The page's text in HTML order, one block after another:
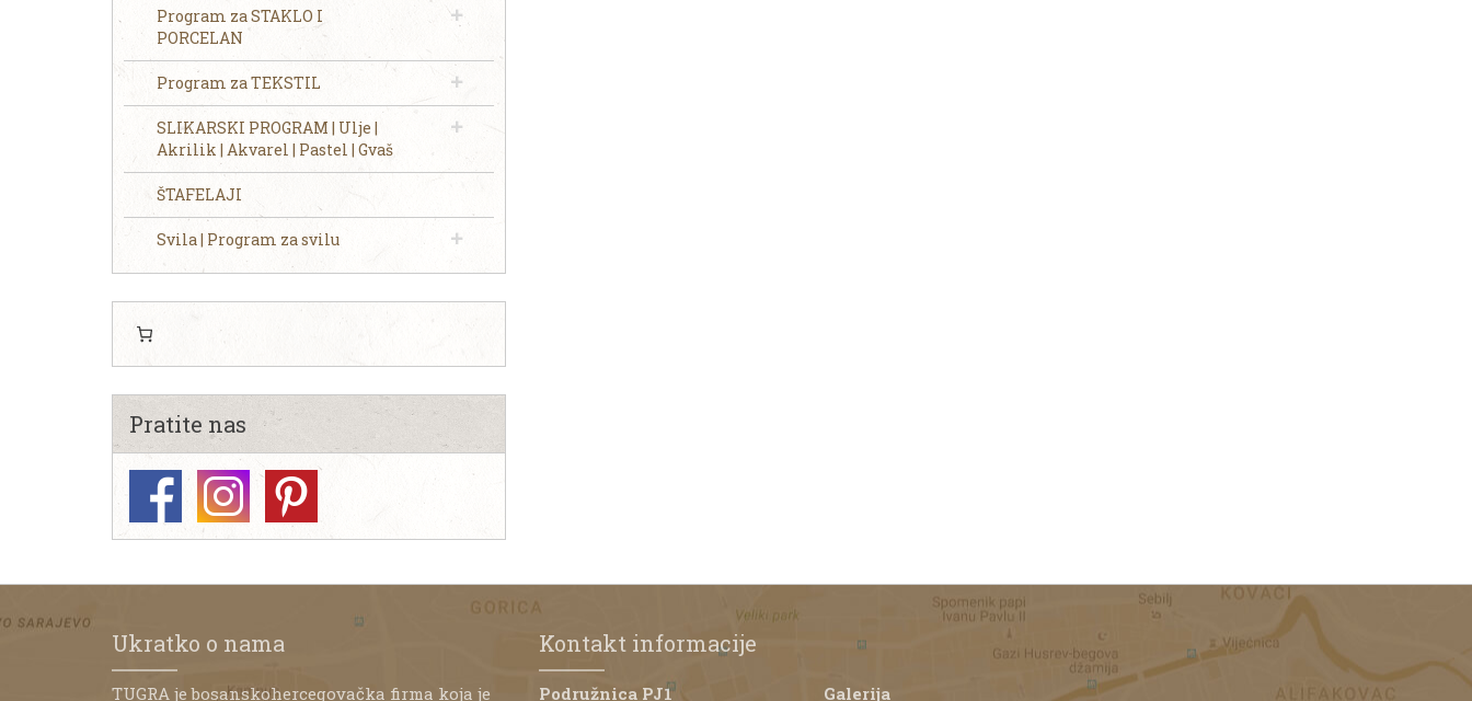
Program za STAKLO I
PORCELAN
Program za TEKSTIL
SLIKARSKI PROGRAM | Ulje |
Akrilik | Akvarel | Pastel | Gvaš
ŠTAFELAJI
Svila | Program za svilu
Pratite nas
Ukratko o nama
TUGRA je bosanskohercegovačka firma koja je
Kontakt informacije
Podružnica PJ1 Galerija